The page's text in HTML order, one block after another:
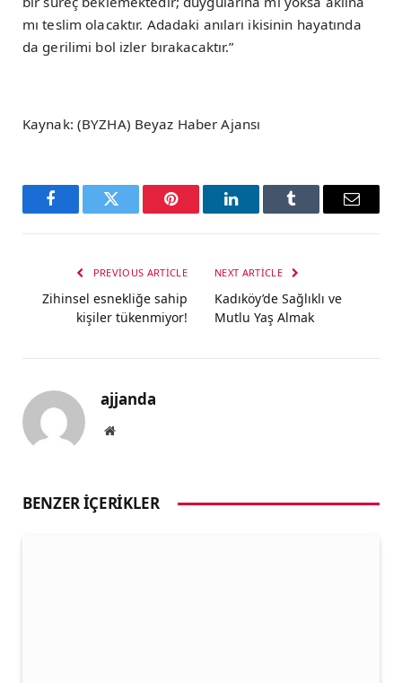
mı teslim olacaktır. Adadaki anıları ikisinin hayatında
da gerilimi bol izler bırakacaktır.”
Kaynak: (BYZHA) Beyaz Haber Ajansı
FacebookTwitter Pinterest LinkedInTumblr Email
PREVIOUS ARTICLE
Zihinsel esnekliğe sahip
kişiler tükenmiyor!
NEXT ARTICLE
Kadıköy’de Sağlıklı ve
Mutlu Yaş Almak
ajjanda
Website
BENZER İÇERIKLER